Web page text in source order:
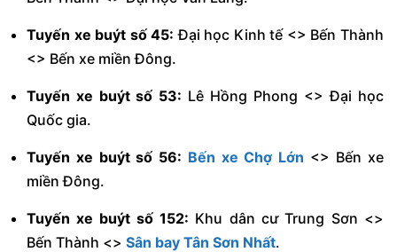
Tuyến xe buýt số 45: Đại học Kinh tế <> Bến Thành
<> Bến xe miền Đông.
Tuyến xe buýt số 53: Lê Hồng Phong <> Đại học
Quốc gia.
Tuyến xe buýt số 56: Bến xe Chợ Lớn <> Bến xe
miền Đông.
Tuyến xe buýt số 152: Khu dân cư Trung Sơn <>
Bến Thành <> Sân bay Tân Sơn Nhất.